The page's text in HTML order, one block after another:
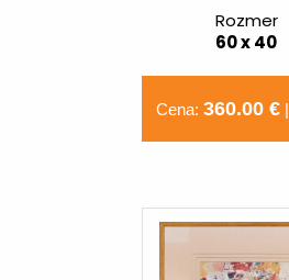
Rozmer
60 x 40
Cena: 360.00 €|